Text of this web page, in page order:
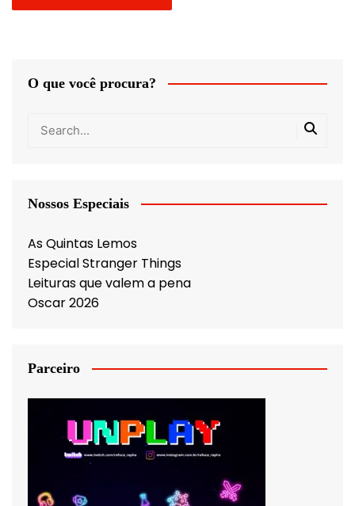
O que você procura?
Nossos Especiais
As Quintas Lemos
Especial Stranger Things
Leituras que valem a pena
Oscar 2026
Parceiro